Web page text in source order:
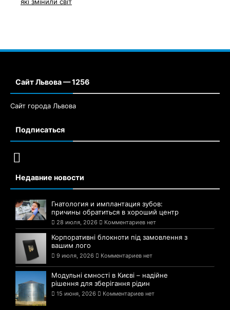
Сайт Львова — 1256
Сайт города Львова
Подписаться
Недавние новости
Гнатология и имплантация зубов:
причины обратиться в хороший центр
28 июля, 2026 Комментариев нет
Корпоративні блокноти під замовлення з
вашим лого
9 июля, 2026 Комментариев нет
Модульні ємності в Києві – надійне
рішення для зберігання рідин
15 июня, 2026 Комментариев нет